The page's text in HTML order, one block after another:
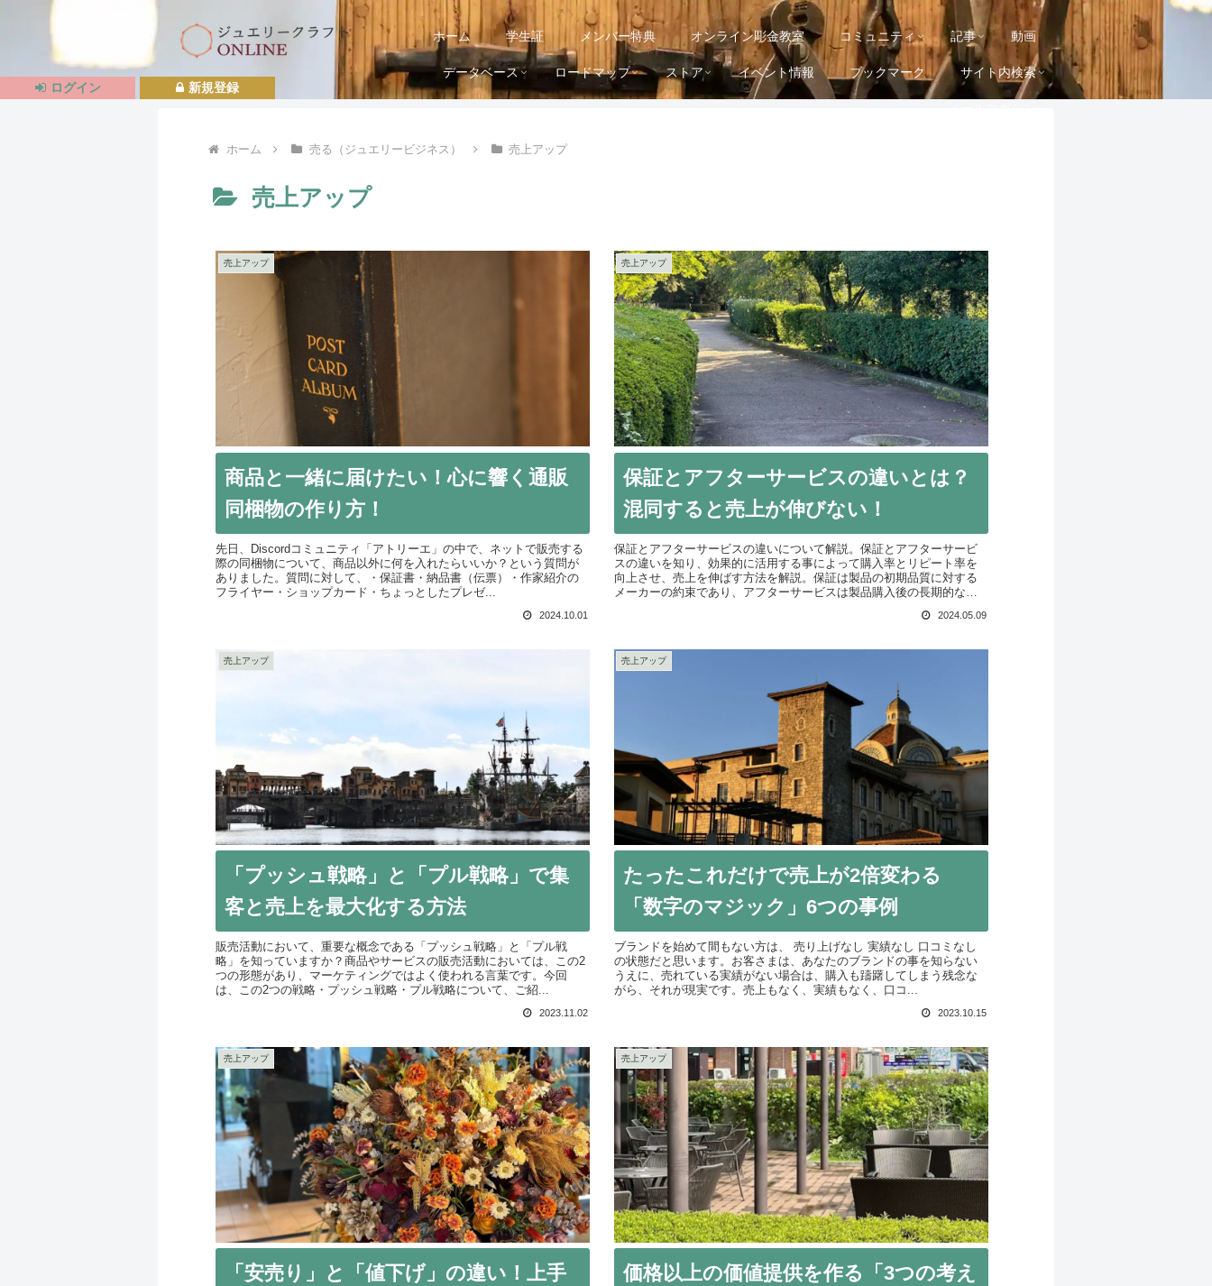
ホーム 学生証 メンバー特典 オンライン彫金教室 コミュニティ 記事 動画
データベース ロードマップ ストア イベント情報 ブックマーク サイト内検索
ホーム 売る（ジュエリービジネス） 売上アップ
売上アップ
売上アップ
商品と一緒に届けたい！心に響く通販
同梱物の作り方！
先日、Discordコミュニティ「アトリーエ」の中で、ネットで販売する
際の同梱物について、商品以外に何を入れたらいいか？という質問が
ありました。質問に対して、・保証書・納品書（伝票）・作家紹介の
フライヤー・ショップカード・ちょっとしたプレゼ...
2024.10.01
売上アップ
保証とアフターサービスの違いとは？
混同すると売上が伸びない！
保証とアフターサービスの違いについて解説。保証とアフターサービ
スの違いを知り、効果的に活用する事によって購入率とリピート率を
向上させ、売上を伸ばす方法を解説。保証は製品の初期品質に対する
メーカーの約束であり、アフターサービスは製品購入後の長期的なサ
2024.05.09
売上アップ
「プッシュ戦略」と「プル戦略」で集
客と売上を最大化する方法
販売活動において、重要な概念である「プッシュ戦略」と「プル戦
略」を知っていますか？商品やサービスの販売活動においては、この2
つの形態があり、マーケティングではよく使われる言葉です。今回
は、この2つの戦略・プッシュ戦略・プル戦略について、ご紹...
2023.11.02
売上アップ
たったこれだけで売上が2倍変わる
「数字のマジック」6つの事例
ブランドを始めて間もない方は、 売り上げなし 実績なし 口コミなし
の状態だと思います。お客さまは、あなたのブランドの事を知らない
うえに、売れている実績がない場合は、購入も躊躇してしまう残念な
がら、それが現実です。売上もなく、実績もなく、口コ...
2023.10.15
売上アップ
「安売り」と「値下げ」の違い！上手
売上アップ
価格以上の価値提供を作る「3つの考え
新規登録
ログイン